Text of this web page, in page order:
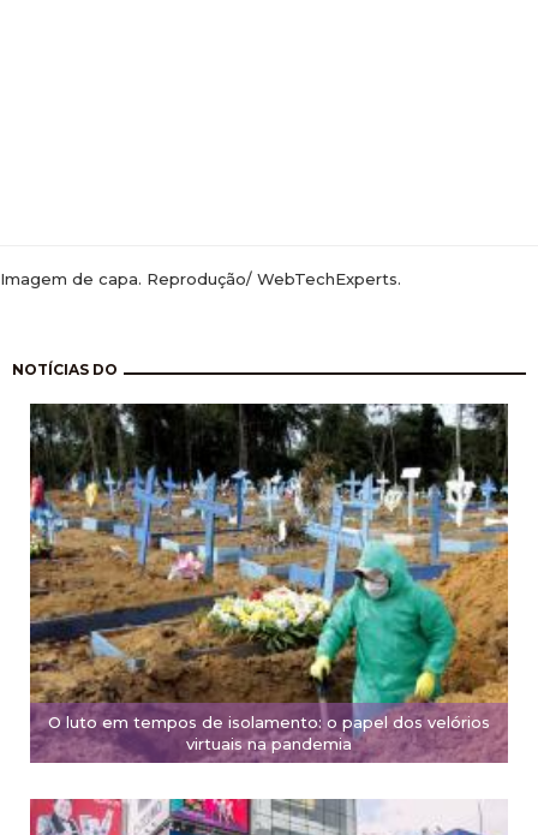
Imagem de capa. Reprodução/ WebTechExperts.
NOTÍCIAS DO
O luto em tempos de isolamento: o papel dos velórios
virtuais na pandemia
Paginação